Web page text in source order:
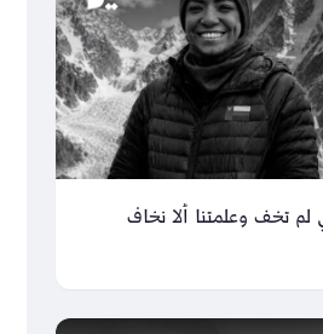
لم تخف وعلمتنا ألا نخاف